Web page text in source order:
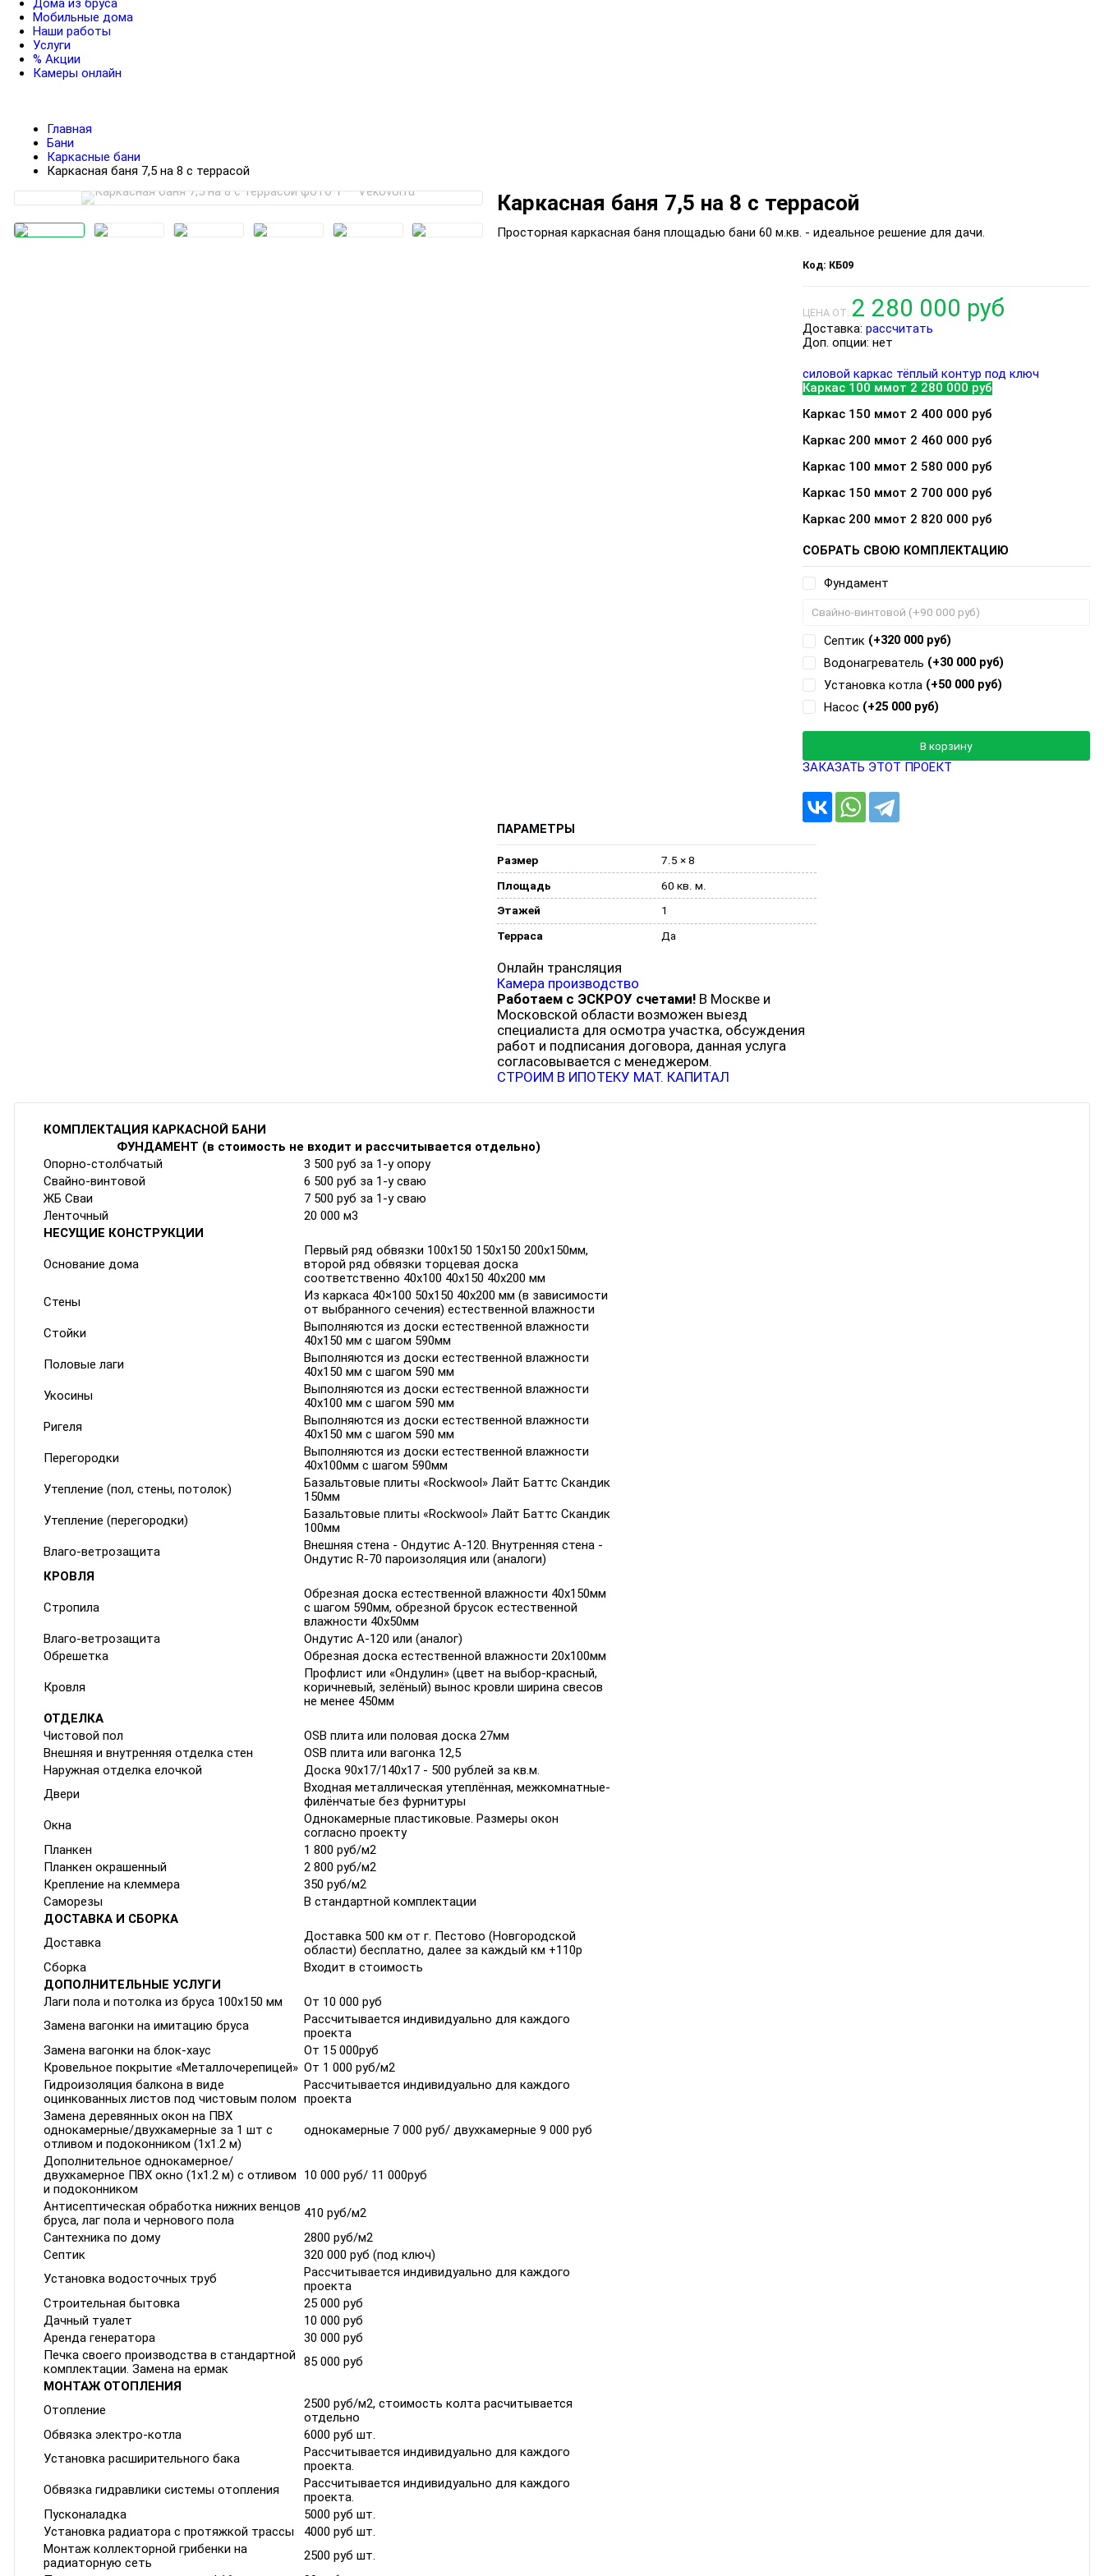
Дома из бруса
Мобильные дома
Наши работы
Услуги
% Акции
Камеры онлайн
Главная
Бани
Каркасные бани
Каркасная баня 7,5 на 8 с террасой
Каркасная баня 7,5 на 8 с террасой
Просторная каркасная баня площадью бани 60 м.кв. - идеальное решение для дачи.
КБ09
ЦЕНА ОТ: 2 280 000 руб
Доставка: рассчитать
Доп. опции: нет
силовой каркас тёплый контур под ключ
Каркас 100 ммот 2 280 000 руб
Каркас 150 ммот 2 400 000 руб
Каркас 200 ммот 2 460 000 руб
Каркас 100 ммот 2 580 000 руб
Каркас 150 ммот 2 700 000 руб
Каркас 200 ммот 2 820 000 руб
СОБРАТЬ СВОЮ КОМПЛЕКТАЦИЮ
Фундамент
Септик (+320 000 руб)
Водонагреватель (+30 000 руб)
Установка котла (+50 000 руб)
Насос (+25 000 руб)
Добавляется...
В корзину
Добавлен
ЗАКАЗАТЬ ЭТОТ ПРОЕКТ
ПАРАМЕТРЫ
Размер
7.5 × 8
Площадь
60 кв. м.
Этажей
1
Терраса
Да
Онлайн трансляция
Камера производство
Работаем с ЭСКРОУ счетами!В Москве и
Московской области возможен выезд
специалиста для осмотра участка, обсуждения
работ и подписания договора, данная услуга
согласовывается с менеджером.
СТРОИМ В ИПОТЕКУ МАТ. КАПИТАЛ
КОМПЛЕКТАЦИЯ КАРКАСНОЙ БАНИ
ФУНДАМЕНТ (в стоимость не входит и рассчитывается отдельно)
Опорно-столбчатый
3 500 руб за 1-у опору
Свайно-винтовой
6 500 руб за 1-у сваю
ЖБ Сваи
7 500 руб за 1-у сваю
Ленточный
20 000 м3
НЕСУЩИЕ КОНСТРУКЦИИ
Основание дома
Первый ряд обвязки 100х150 150х150 200х150мм,
второй ряд обвязки торцевая доска
соответственно 40х100 40х150 40х200 мм
Стены
Из каркаса 40×100 50x150 40x200 мм (в зависимости
от выбранного сечения) естественной влажности
Стойки
Выполняются из доски естественной влажности
40х150 мм с шагом 590мм
Половые лаги
Выполняются из доски естественной влажности
40х150 мм с шагом 590 мм
Укосины
Выполняются из доски естественной влажности
40х100 мм с шагом 590 мм
Ригеля
Выполняются из доски естественной влажности
40х150 мм с шагом 590 мм
Перегородки
Выполняются из доски естественной влажности
40х100мм с шагом 590мм
Утепление (пол, стены, потолок)
Базальтовые плиты «Rockwool» Лайт Баттс Скандик
150мм
Утепление (перегородки)
Базальтовые плиты «Rockwool» Лайт Баттс Скандик
100мм
Влаго-ветрозащита
Внешняя стена - Ондутис А-120. Внутренняя стена -
Ондутис R-70 пароизоляция или (аналоги)
КРОВЛЯ
Стропила
Обрезная доска естественной влажности 40х150мм
с шагом 590мм, обрезной брусок естественной
влажности 40х50мм
Влаго-ветрозащита
Ондутис А-120 или (аналог)
Обрешетка
Обрезная доска естественной влажности 20х100мм
Кровля
Профлист или «Ондулин» (цвет на выбор-красный,
коричневый, зелёный) вынос кровли ширина свесов
не менее 450мм
ОТДЕЛКА
Чистовой пол
OSB плита или половая доска 27мм
Внешняя и внутренняя отделка стен
OSB плита или вагонка 12,5
Наружная отделка елочкой
Доска 90x17/140x17 - 500 рублей за кв.м.
Двери
Входная металлическая утеплённая, межкомнатные-
филёнчатые без фурнитуры
Окна
Однокамерные пластиковые. Размеры окон
согласно проекту
Планкен
1 800 руб/м2
Планкен окрашенный
2 800 руб/м2
Крепление на клеммера
350 руб/м2
Саморезы
В стандартной комплектации
ДОСТАВКА И СБОРКА
Доставка
Доставка 500 км от г. Пестово (Новгородской
области) бесплатно, далее за каждый км +110р
Сборка
Входит в стоимость
ДОПОЛНИТЕЛЬНЫЕ УСЛУГИ
Лаги пола и потолка из бруса 100х150 мм
От 10 000 руб
Замена вагонки на имитацию бруса
Рассчитывается индивидуально для каждого
проекта
Замена вагонки на блок-хаус
От 15 000руб
Кровельное покрытие «Металлочерепицей» От 1 000 руб/м2
Гидроизоляция балкона в виде
оцинкованных листов под чистовым полом
Рассчитывается индивидуально для каждого
проекта
Замена деревянных окон на ПВХ
однокамерные/двухкамерные за 1 шт с
отливом и подоконником (1х1.2 м)
однокамерные 7 000 руб/ двухкамерные 9 000 руб
Дополнительное однокамерное/
двухкамерное ПВХ окно (1х1.2 м) с отливом
и подоконником
10 000 руб/ 11 000руб
Антисептическая обработка нижних венцов
бруса, лаг пола и чернового пола
410 руб/м2
Сантехника по дому
2800 руб/м2
Септик
320 000 руб (под ключ)
Установка водосточных труб
Рассчитывается индивидуально для каждого
проекта
Строительная бытовка
25 000 руб
Дачный туалет
10 000 руб
Аренда генератора
30 000 руб
Печка своего производства в стандартной
комплектации. Замена на ермак
85 000 руб
МОНТАЖ ОТОПЛЕНИЯ
Отопление
2500 руб/м2, стоимость колта расчитывается
отдельно
Обвязка электро-котла
6000 руб шт.
Установка расширительного бака
Рассчитывается индивидуально для каждого
проекта.
Обвязка гидравлики системы отопления
Рассчитывается индивидуально для каждого
проекта.
Пусконаладка
5000 руб шт.
Установка радиатора с протяжкой трассы
4000 руб шт.
Монтаж коллекторной грибенки на
радиаторную сеть
2500 руб шт.